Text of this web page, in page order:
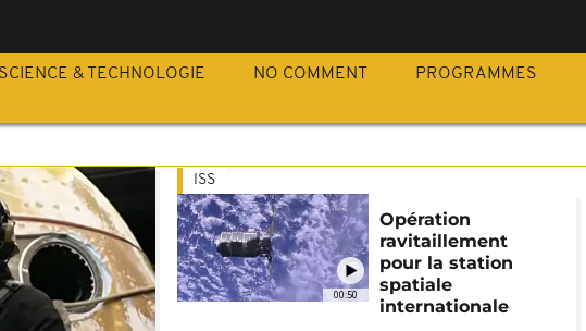
SCIENCE & TECHNOLOGIE NO COMMENT PROGRAMMES
00:50
ISS
Opération
ravitaillement
pour la station
spatiale
internationale